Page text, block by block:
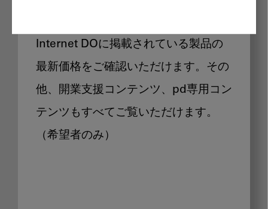
Internet DOに掲載されている製品の
最新価格をご確認いただけます。その
他、開業支援コンテンツ、pd専用コン
テンツもすべてご覧いただけます。
（希望者のみ）